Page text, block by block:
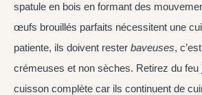
spatule en bois en formant des
œufs brouillés parfaits nécessitent une
patiente, ils doivent rester baveuses,
crémeuses et non sèches. Retirez du feu
cuisson complète car ils continuent de